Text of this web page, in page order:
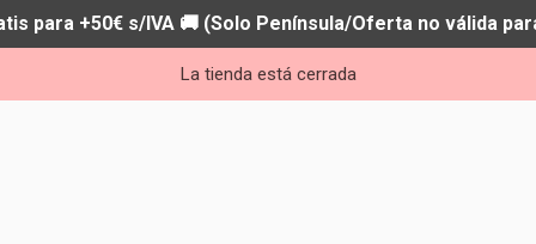
para +50€ s/IVA 🚚 (Solo Península/Oferta no válida
La tienda está cerrada